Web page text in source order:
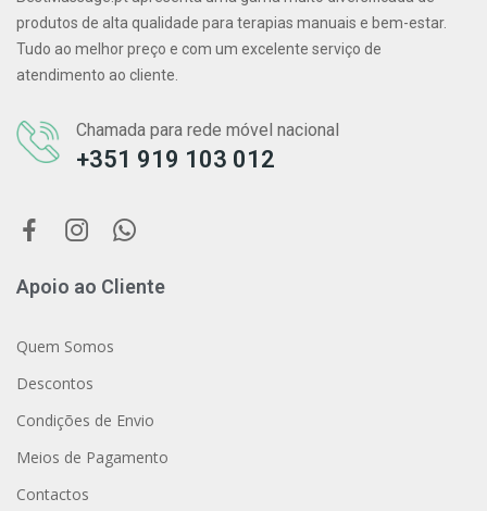
produtos de alta qualidade para terapias manuais e bem-estar.
Tudo ao melhor preço e com um excelente serviço de
atendimento ao cliente.
Chamada para rede móvel nacional
+351 919 103 012
Apoio ao Cliente
Quem Somos
Descontos
Condições de Envio
Meios de Pagamento
Contactos